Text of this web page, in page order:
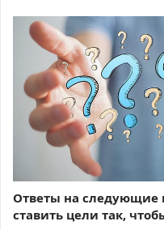
Ответы на следующие
ставить цели так,